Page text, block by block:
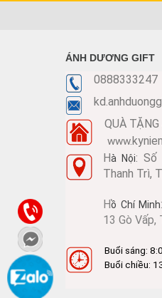
KỶ NIỆM
Mã SP:
Call
ÁNH DƯƠNG GIFT
0888333247
QUÀ
www.
Hà Nội: Số
Thanh Trì,
Hồ Chí Minh
13 Gò Vấp,
Buổi sáng:
Buổi chiều: